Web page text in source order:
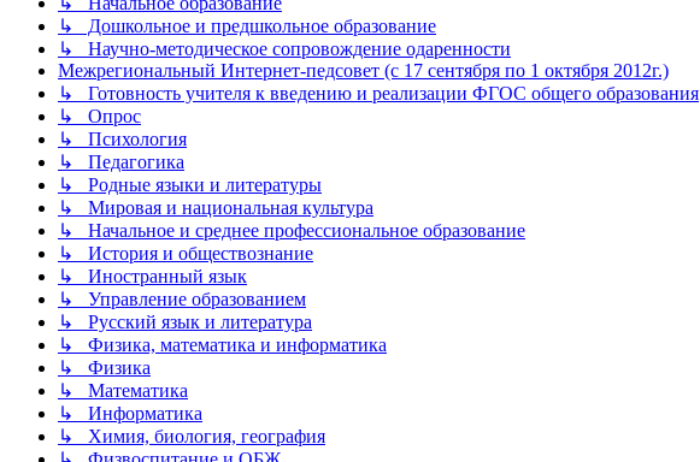
↳ Дошкольное и предшкольное образование
↳ Научно-методическое сопровождение одаренности
Межрегиональный Интернет-педсовет (с 17 сентября по 1 октября 2012г.)
↳ Готовность учителя к введению и реализации ФГОС общего образования
↳ Опрос
↳ Психология
↳ Педагогика
↳ Родные языки и литературы
↳ Мировая и национальная культура
↳ Начальное и среднее профессиональное образование
↳ История и обществознание
↳ Иностранный язык
↳ Управление образованием
↳ Русский язык и литература
↳ Физика, математика и информатика
↳ Физика
↳ Математика
↳ Информатика
↳ Химия, биология, география